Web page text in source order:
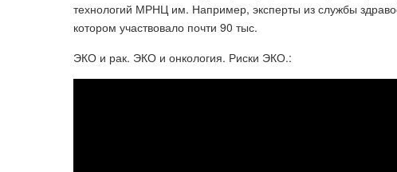
технологий МРНЦ им. Например, эксперты из службы
котором участвовало почти 90 тыс.
ЭКО и рак. ЭКО и онкология. Риски ЭКО.: